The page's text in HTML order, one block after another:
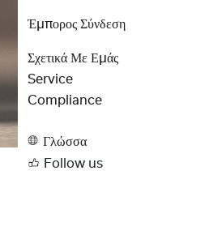
Έμπορος Σύνδεση
Σχετικά Με Εμάς
Service
Compliance
Γλώσσα
Follow us